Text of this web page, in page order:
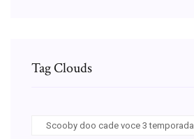
Tag Clouds
Scooby doo cade voce 3 temporada